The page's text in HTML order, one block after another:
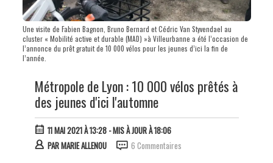
Une visite de Fabien Bagnon, Bruno Bernard et Cédric Van Styvendael au
cluster « Mobilité active et durable (MAD) »à Villeurbanne a été l’occasion de
l’annonce du prêt gratuit de 10 000 vélos pour les jeunes d’ici la fin de
l’année.
Métropole de Lyon : 10 000 vélos prêtés à
des jeunes d'ici l'automne
11 MAI 2021 À 13:28- MIS À JOUR À 18:06
PARMARIE ALLENOU 6 Commentaires